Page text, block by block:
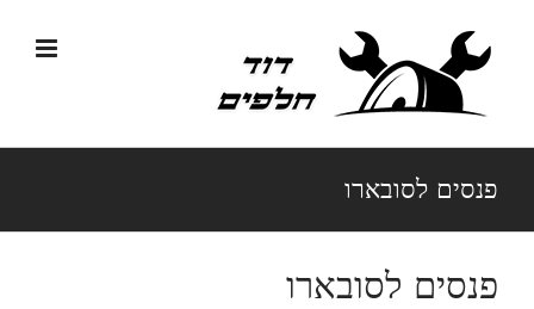
לתוכן
פנסים לסובארו
פנסים לסובארו